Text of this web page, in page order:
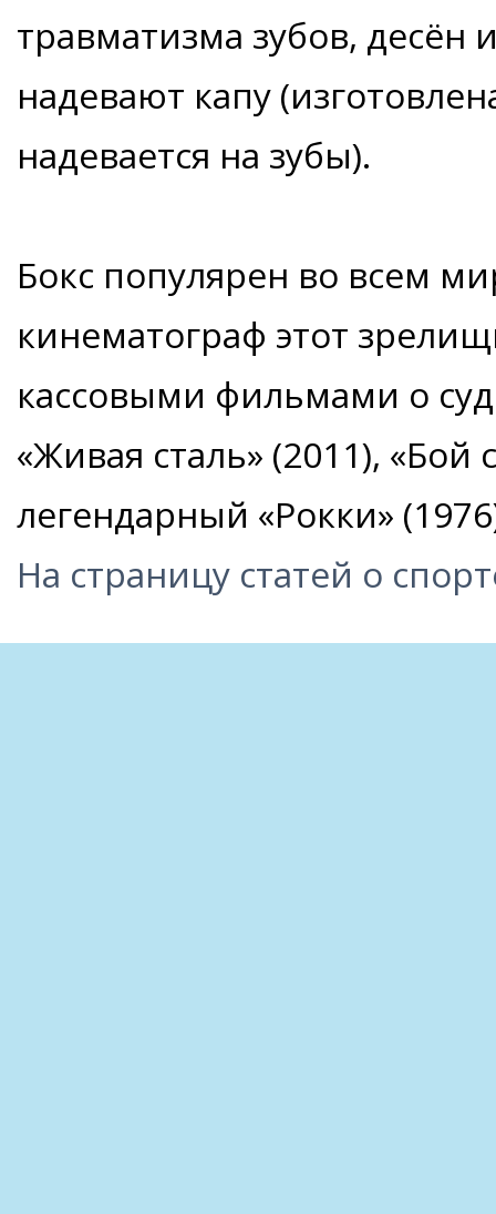
травматизма зубов,
надевают капу
надевается на зубы).
Бокс популярен во всем
кинематограф этот
кассовыми фильмами о
«Живая сталь» (2011), «Бой
легендарный «Рокки»
На страницу статей о